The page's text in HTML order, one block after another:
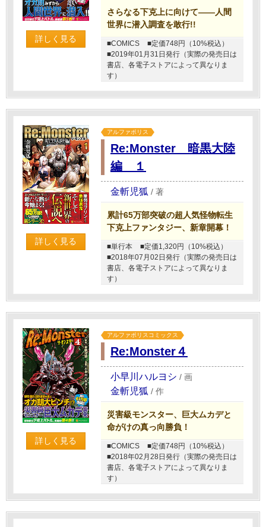
詳しく見る
さらなる下克上に向けて――人間
世界に潜入調査を敢行!!
■COMICS
■定価748円（10%税込）
■2019年01月31日発行（実際の発売日は
書店、各電子ストアによって異なりま
す）
詳しく見る
アルファポリス
Re:Monster 暗黒大陸
編 １
金斬児狐 / 著
累計65万部突破の超人気怪物転生
下克上ファンタジー、新章開幕！
■単行本
■定価1,320円（10%税込）
■2018年07月02日発行（実際の発売日は
書店、各電子ストアによって異なりま
す）
詳しく見る
アルファポリスコミックス
Re:Monster４
小早川ハルヨシ / 画
金斬児狐 / 作
災害級モンスター、巨大ムカデと
命がけの真っ向勝負！
■COMICS
■定価748円（10%税込）
■2018年02月28日発行（実際の発売日は
書店、各電子ストアによって異なりま
す）